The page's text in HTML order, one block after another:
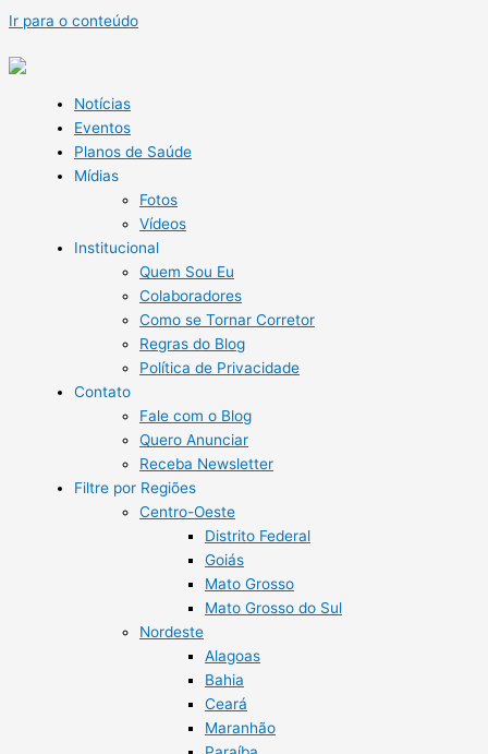
Ir para o conteúdo
Notícias
Eventos
Planos de Saúde
Mídias
Fotos
Vídeos
Institucional
Quem Sou Eu
Colaboradores
Como se Tornar Corretor
Regras do Blog
Política de Privacidade
Contato
Fale com o Blog
Quero Anunciar
Receba Newsletter
Filtre por Regiões
Centro-Oeste
Distrito Federal
Goiás
Mato Grosso
Mato Grosso do Sul
Nordeste
Alagoas
Bahia
Ceará
Maranhão